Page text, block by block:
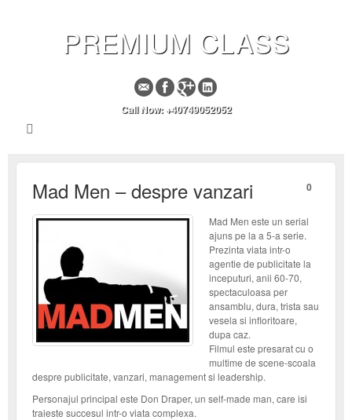
PREMIUM CLASS
Call Now: +40749052052
Mad Men – despre vanzari 0
Mad Men este un serial
ajuns pe la a 5-a serie.
Prezinta viata intr-o
agentie de publicitate la
inceputuri, anii 60-70,
spectaculoasa per
ansamblu, dura, trista sau
vesela si infloritoare,
dupa caz.
Filmul este presarat cu o
multime de scene-scoala
despre publicitate, vanzari, management si leadership.
Personajul principal este Don Draper, un self-made man, care isi
traieste succesul intr-o viata complexa.